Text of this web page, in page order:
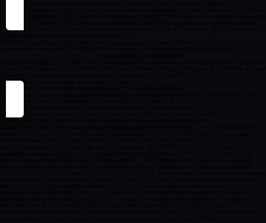
En acceptant les cookies vous nous aidez à améliorer votre